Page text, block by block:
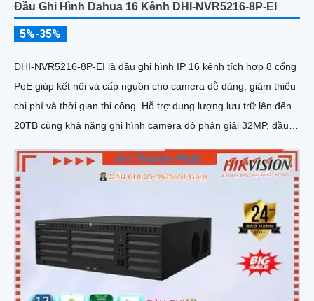
Đầu Ghi Hình Dahua 16 Kênh DHI-NVR5216-8P-EI
5%-35%
DHI-NVR5216-8P-EI là đầu ghi hình IP 16 kênh tích hợp 8 cổng
PoE giúp kết nối và cấp nguồn cho camera dễ dàng, giảm thiểu
chi phí và thời gian thi công. Hỗ trợ dung lượng lưu trữ lên đến
20TB cùng khả năng ghi hình camera độ phân giải 32MP, đầu
vượt trội hiệu suất mạnh mẽ, tính năng linh hoạt và mức giá
cạnh tranh